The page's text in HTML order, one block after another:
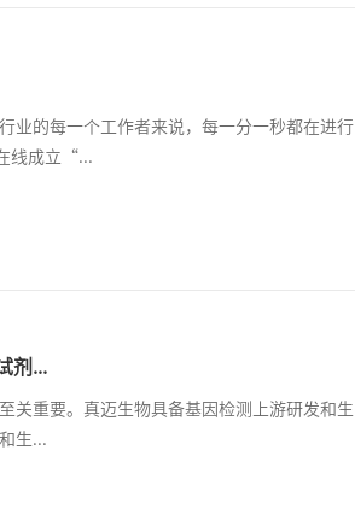
业的每一个工作者来说，每一分一秒都在进行
线成立“...
剂...
关重要。真迈生物具备基因检测上游研发和生
生...